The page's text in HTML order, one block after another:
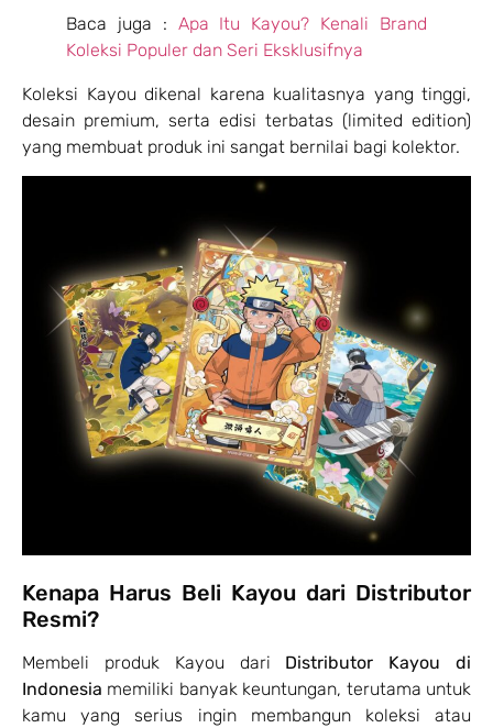
Baca juga : Apa Itu Kayou? Kenali Brand
Koleksi Populer dan Seri Eksklusifnya
Koleksi Kayou dikenal karena kualitasnya yang tinggi,
desain premium, serta edisi terbatas (limited edition)
yang membuat produk ini sangat bernilai bagi kolektor.
Kenapa Harus Beli Kayou dari Distributor
Resmi?
Membeli produk Kayou dari Distributor Kayou di
Indonesia memiliki banyak keuntungan, terutama untuk
kamu yang serius ingin membangun koleksi atau